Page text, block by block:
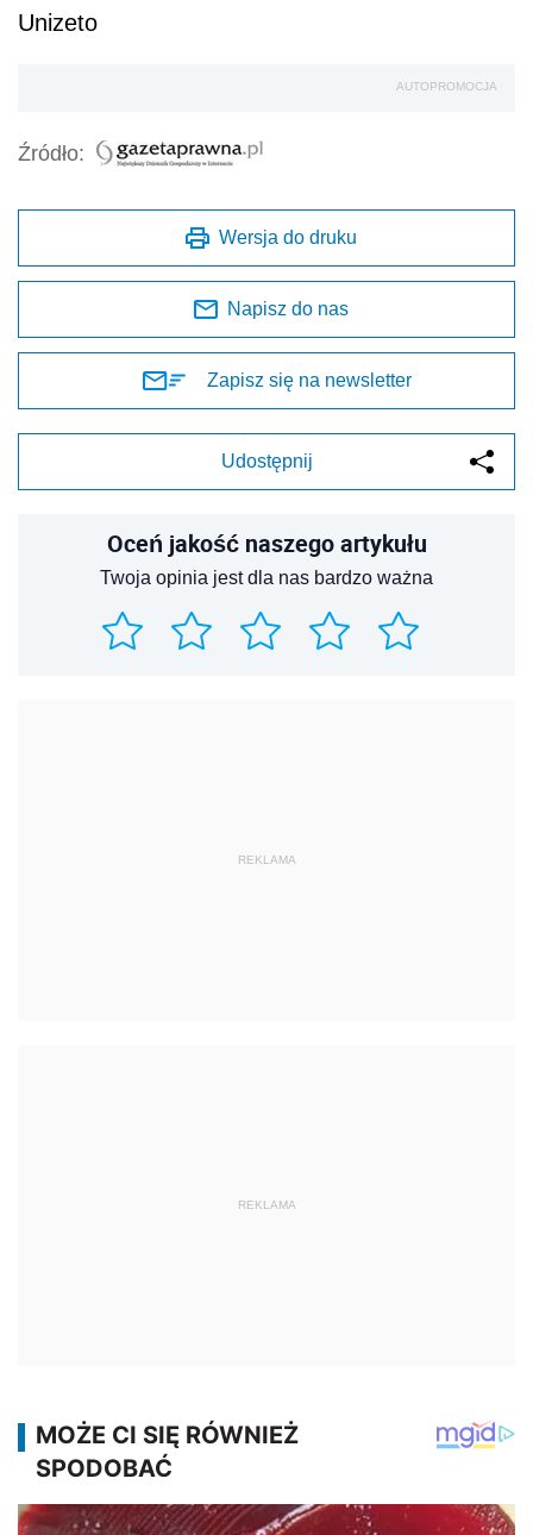
Unizeto
AUTOPROMOCJA
Źródło:
Wersja do druku
Napisz do nas
Zapisz się na newsletter
Udostępnij
Oceń jakość naszego artykułu
Twoja opinia jest dla nas bardzo ważna
REKLAMA
REKLAMA